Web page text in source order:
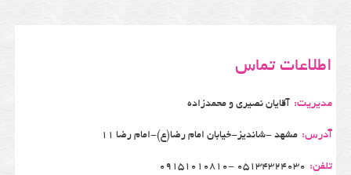
اطلاعات تماس
مدیریت: آقایان نصیری و محمدزاده
آدرس: مشهد -شاندیز-خیابان امام رضا(ع)-امام رضا 11
تلفن: 05134324030 -09151010810